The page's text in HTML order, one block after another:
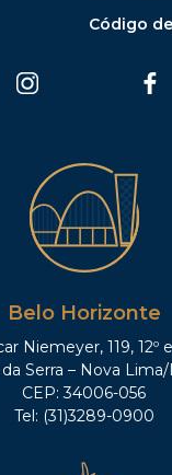
Código
Belo Horizonte
Niemeyer, 119, 12º
Serra – Nova Lima/
CEP: 34006-056
Tel: (31)3289-0900